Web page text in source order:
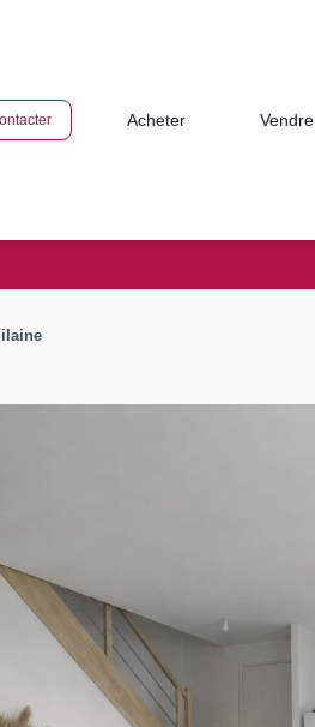
Acheter Vendre